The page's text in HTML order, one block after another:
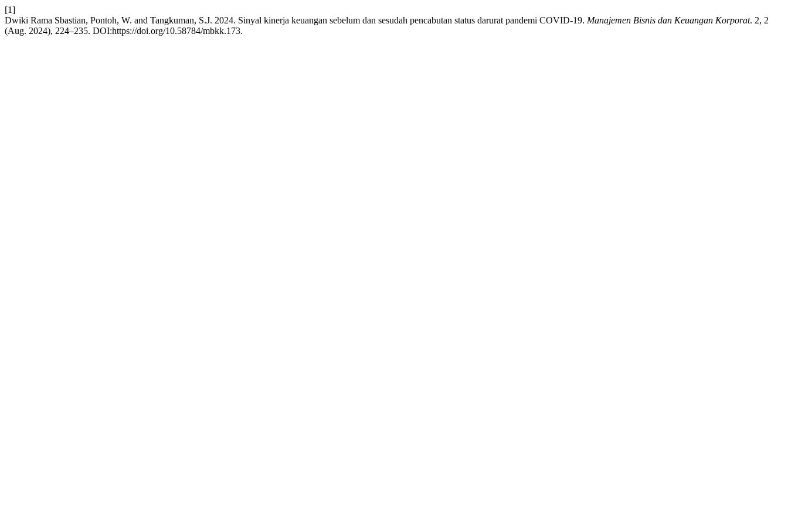
[1]
Dwiki Rama Sbastian, Pontoh, W. and Tangkuman, S.J. 2024. Sinyal kinerja keuangan sebelum dan sesudah pencabutan status darurat pandemi COVID-19. Manajemen Bisnis dan Keuangan Korporat. 2, 2
(Aug. 2024), 224–235. DOI:https://doi.org/10.58784/mbkk.173.